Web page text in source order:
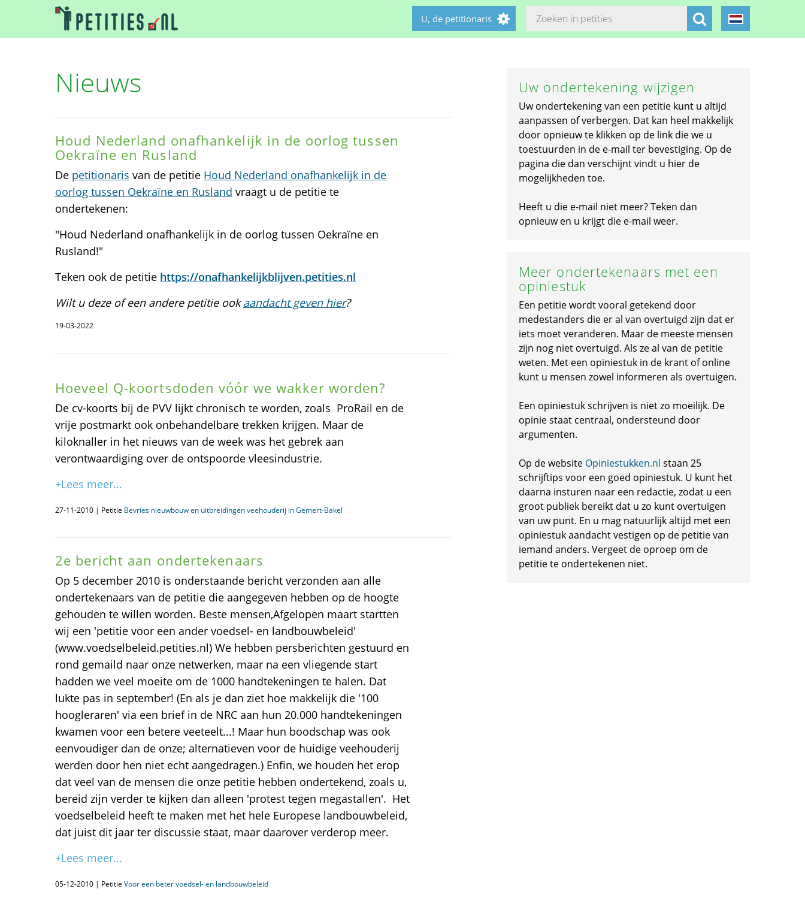
U, de petitionaris
Nieuws
Houd Nederland onafhankelijk in de oorlog tussen
Oekraïne en Rusland
De petitionaris van de petitie Houd Nederland onafhankelijk in de
oorlog tussen Oekraïne en Rusland vraagt u de petitie te
ondertekenen:
"Houd Nederland onafhankelijk in de oorlog tussen Oekraïne en
Rusland!"
Teken ook de petitie https://onafhankelijkblijven.petities.nl
Wilt u deze of een andere petitie ookaandacht geven hier?
19-03-2022
Hoeveel Q-koortsdoden vóór we wakker worden?
De cv-koorts bij de PVV lijkt chronisch te worden, zoals ProRail en de
vrije postmarkt ook onbehandelbare trekken krijgen. Maar de
kiloknaller in het nieuws van de week was het gebrek aan
verontwaardiging over de ontspoorde vleesindustrie.
+Lees meer...
27-11-2010 | Petitie Bevries nieuwbouw en uitbreidingen veehouderij in Gemert-Bakel
2e bericht aan ondertekenaars
Op 5 december 2010 is onderstaande bericht verzonden aan alle
ondertekenaars van de petitie die aangegeven hebben op de hoogte
gehouden te willen worden. Beste mensen,Afgelopen maart startten
wij een 'petitie voor een ander voedsel- en landbouwbeleid'
(www.voedselbeleid.petities.nl) We hebben persberichten gestuurd en
rond gemaild naar onze netwerken, maar na een vliegende start
hadden we veel moeite om de 1000 handtekeningen te halen. Dat
lukte pas in september! (En als je dan ziet hoe makkelijk die '100
hoogleraren' via een brief in de NRC aan hun 20.000 handtekeningen
kwamen voor een betere veeteelt...! Maar hun boodschap was ook
eenvoudiger dan de onze; alternatieven voor de huidige veehouderij
werden door hen niet echt aangedragen.) Enfin, we houden het erop
dat veel van de mensen die onze petitie hebben ondertekend, zoals u,
bereid zijn verder te kijken dan alleen 'protest tegen megastallen'. Het
voedselbeleid heeft te maken met het hele Europese landbouwbeleid,
dat juist dit jaar ter discussie staat, maar daarover verderop meer.
+Lees meer...
05-12-2010 | Petitie Voor een beter voedsel- en landbouwbeleid
Uw ondertekening wijzigen
Uw ondertekening van een petitie kunt u altijd
aanpassen of verbergen. Dat kan heel makkelijk
door opnieuw te klikken op de link die we u
toestuurden in de e-mail ter bevestiging. Op de
pagina die dan verschijnt vindt u hier de
mogelijkheden toe.
Heeft u die e-mail niet meer? Teken dan
opnieuw en u krijgt die e-mail weer.
Meer ondertekenaars met een
opiniestuk
Een petitie wordt vooral getekend door
medestanders die er al van overtuigd zijn dat er
iets moet veranderen. Maar de meeste mensen
zijn nog niet overtuigd. Als ze al van de petitie
weten. Met een opiniestuk in de krant of online
kunt u mensen zowel informeren als overtuigen.
Een opiniestuk schrijven is niet zo moeilijk. De
opinie staat centraal, ondersteund door
argumenten.
Op de website Opiniestukken.nl staan 25
schrijftips voor een goed opiniestuk. U kunt het
daarna insturen naar een redactie, zodat u een
groot publiek bereikt dat u zo kunt overtuigen
van uw punt. En u mag natuurlijk altijd met een
opiniestuk aandacht vestigen op de petitie van
iemand anders. Vergeet de oproep om de
petitie te ondertekenen niet.